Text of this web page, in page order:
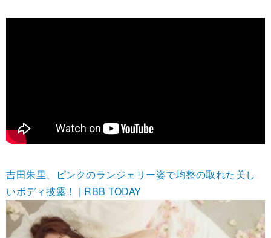
吉田朱里、ピンクのランジェリー姿で均整の取れた美し
いボディ披露！ | RBB TODAY